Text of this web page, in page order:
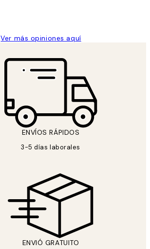
Ver más opiniones aquí
ENVÍOS RÁPIDOS
3-5 días laborales
ENVIÓ GRATUITO